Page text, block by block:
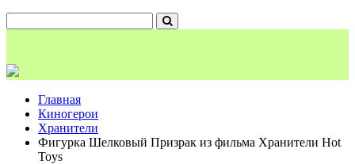
Главная
Киногерои
Хранители
Фигурка Шелковый Призрак из фильма Хранители Hot
Toys